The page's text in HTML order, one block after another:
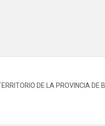
DE LA PROVINCIA DE